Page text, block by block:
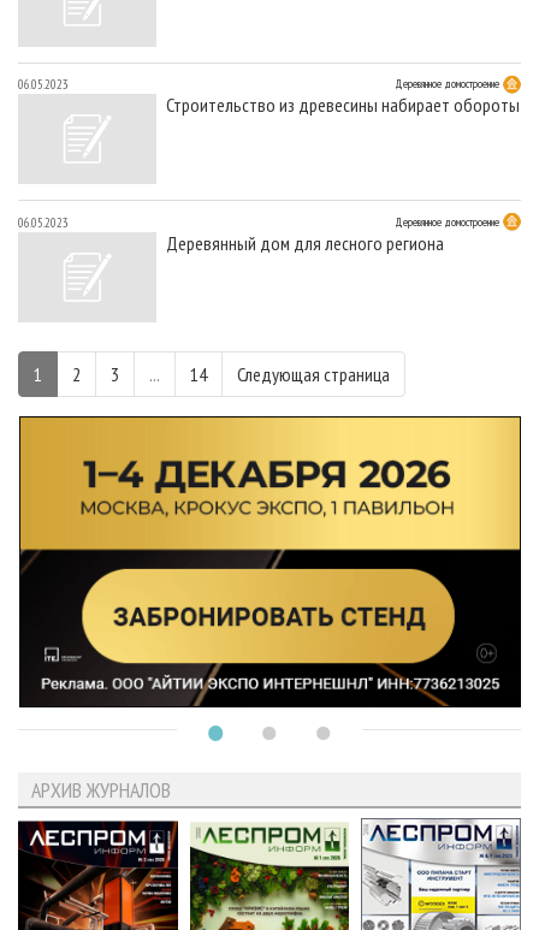
06.05.2023 Деревянное домостроение
Строительство из древесины набирает обороты
06.05.2023 Деревянное домостроение
Деревянный дом для лесного региона
1 2 3 ... 14 Следующая страница
АРХИВ ЖУРНАЛОВ